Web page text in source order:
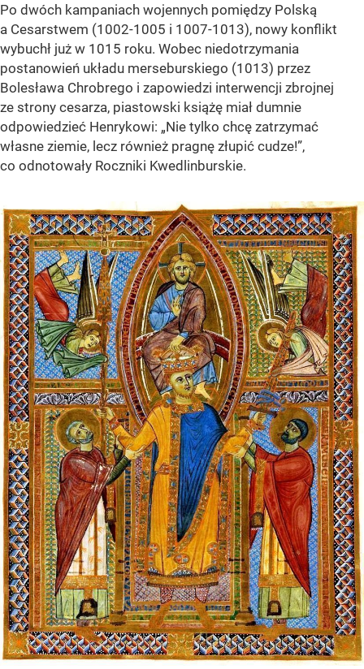
Po dwóch kampaniach wojennych pomiędzy Polską
a Cesarstwem (1002-1005 i 1007-1013), nowy konflikt
wybuchł już w 1015 roku. Wobec niedotrzymania
postanowień układu merseburskiego (1013) przez
Bolesława Chrobrego i zapowiedzi interwencji zbrojnej
ze strony cesarza, piastowski książę miał dumnie
odpowiedzieć Henrykowi: „Nie tylko chcę zatrzymać
własne ziemie, lecz również pragnę złupić cudze!”,
co odnotowały Roczniki Kwedlinburskie.